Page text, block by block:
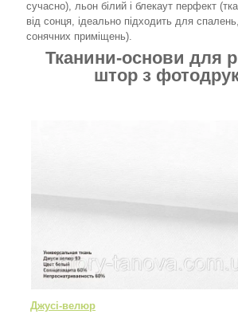
сучасно), льон білий і блекаут перфект
від сонця, ідеально підходить для
сонячних приміщень).
Тканини-основи для
штор з
Джусі-велюр